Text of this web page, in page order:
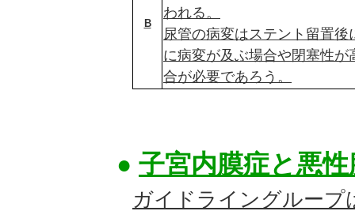
B
われる。
尿管の病変はステント留置
に病変が及ぶ場合や閉塞性
合が必要であろう。
● 子宮内膜症と悪性
ガイドライングループ